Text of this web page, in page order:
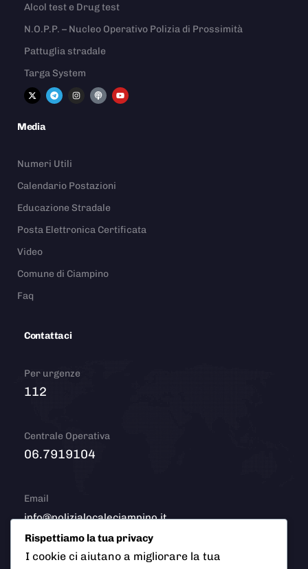
Alcol test e Drug test
N.O.P.P. – Nucleo Operativo Polizia di Prossimità
Pattuglia stradale
Targa System
Media
Numeri Utili
Calendario Postazioni
Educazione Stradale
Posta Elettronica Certificata
Video
Comune di Ciampino
Faq
Contattaci
Per urgenze
112
Centrale Operativa
06.7919104
Email
info@polizialocaleciampino.it
Rispettiamo la tua privacy
I cookie ci aiutano a migliorare la tua